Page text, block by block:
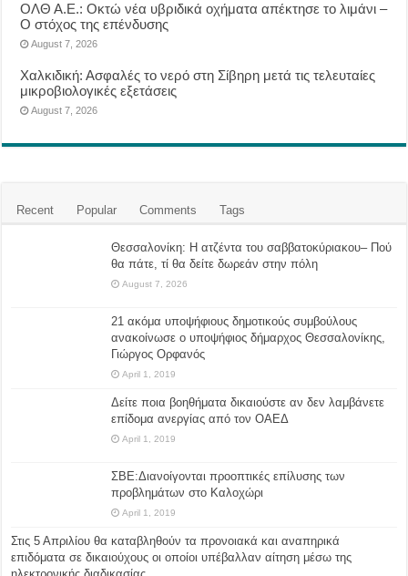
ΟΛΘ Α.Ε.: Οκτώ νέα υβριδικά οχήματα απέκτησε το λιμάνι –
Ο στόχος της επένδυσης
August 7, 2026
Χαλκιδική: Ασφαλές το νερό στη Σίβηρη μετά τις τελευταίες
μικροβιολογικές εξετάσεις
August 7, 2026
Recent Popular Comments Tags
Θεσσαλονίκη: Η ατζέντα του σαββατοκύριακου– Πού
θα πάτε, τί θα δείτε δωρεάν στην πόλη
August 7, 2026
21 ακόμα υποψήφιους δημοτικούς συμβούλους
ανακοίνωσε ο υποψήφιος δήμαρχος Θεσσαλονίκης,
Γιώργος Ορφανός
April 1, 2019
Δείτε ποια βοηθήματα δικαιούστε αν δεν λαμβάνετε
επίδομα ανεργίας από τον ΟΑΕΔ
April 1, 2019
ΣΒΕ:Διανοίγονται προοπτικές επίλυσης των
προβλημάτων στο Καλοχώρι
April 1, 2019
Στις 5 Απριλίου θα καταβληθούν τα προνοιακά και αναπηρικά
επιδόματα σε δικαιούχους οι οποίοι υπέβαλλαν αίτηση μέσω της